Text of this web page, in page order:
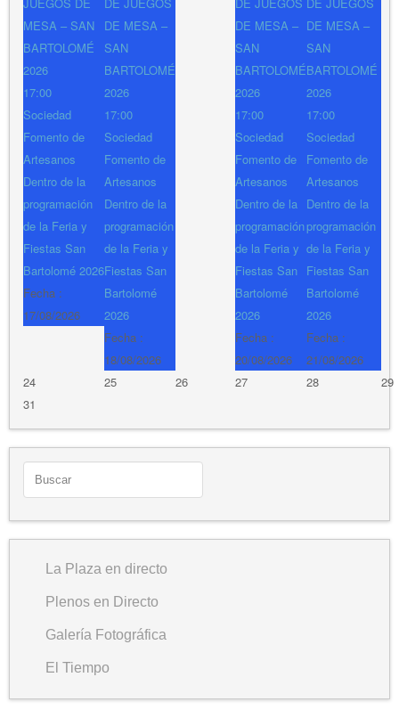
MESA – SAN
BARTOLOMÉ
2026
17:00
Sociedad
Fomento de
Artesanos
Dentro de la
programación
de la Feria y
Fiestas San
Bartolomé 2026
Fecha :
17/08/2026
DE MESA –
SAN
BARTOLOMÉ
2026
17:00
Sociedad
Fomento de
Artesanos
Dentro de la
programación
de la Feria y
Fiestas San
Bartolomé
2026
Fecha :
18/08/2026
DE MESA –
SAN
BARTOLOMÉ
2026
17:00
Sociedad
Fomento de
Artesanos
Dentro de la
programación
de la Feria y
Fiestas San
Bartolomé
2026
Fecha :
20/08/2026
DE MESA –
SAN
BARTOLOMÉ
2026
17:00
Sociedad
Fomento de
Artesanos
Dentro de la
programación
de la Feria y
Fiestas San
Bartolomé
2026
Fecha :
21/08/2026
24 25 26 27 28
29
31
La Plaza en directo
Plenos en Directo
Galería Fotográfica
El Tiempo